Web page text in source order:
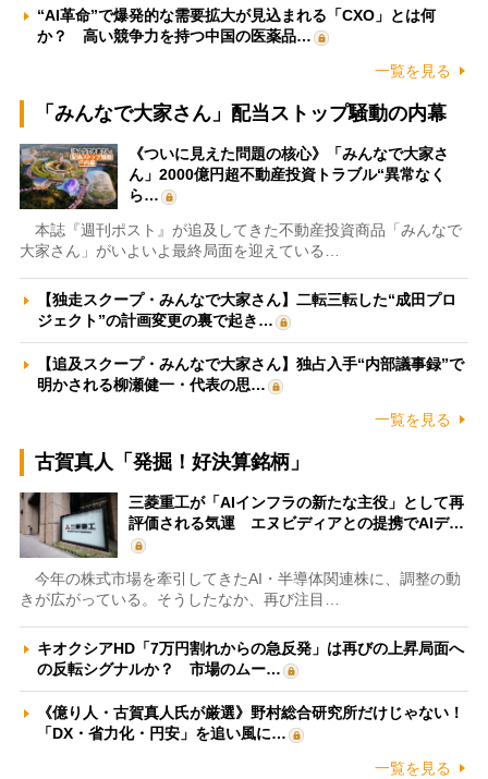
“AI革命”で爆発的な需要拡大が見込まれる「CXO」とは何
か？ 高い競争力を持つ中国の医薬品…
一覧を見る
「みんなで大家さん」配当ストップ騒動の内幕
《ついに見えた問題の核心》「みんなで大家さ
ん」2000億円超不動産投資トラブル“異常なく
ら…
本誌『週刊ポスト』が追及してきた不動産投資商品「みんなで
大家さん」がいよいよ最終局面を迎えている…
【独走スクープ・みんなで大家さん】二転三転した“成田プロ
ジェクト”の計画変更の裏で起き…
【追及スクープ・みんなで大家さん】独占入手“内部議事録”で
明かされる柳瀬健一・代表の思…
一覧を見る
古賀真人「発掘！好決算銘柄」
三菱重工が「AIインフラの新たな主役」として再
評価される気運 エヌビディアとの提携でAIデ…
今年の株式市場を牽引してきたAI・半導体関連株に、調整の動
きが広がっている。そうしたなか、再び注目…
キオクシアHD「7万円割れからの急反発」は再びの上昇局面へ
の反転シグナルか？ 市場のムー…
《億り人・古賀真人氏が厳選》野村総合研究所だけじゃない！
「DX・省力化・円安」を追い風に…
一覧を見る